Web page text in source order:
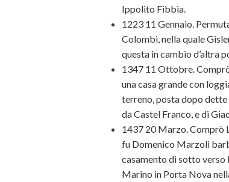
Ippolito Fibbia.
1223 11 Gennaio.
Colombi, nella quale
questa in cambio d’altra
1347 11 Ottobre.
una casa grande con
terreno, posta dopo
da Castel Franco, e di
1437 20 Marzo. Comprò
fu Domenico Marzoli
casamento di sotto verso
Marino in Porta Nova